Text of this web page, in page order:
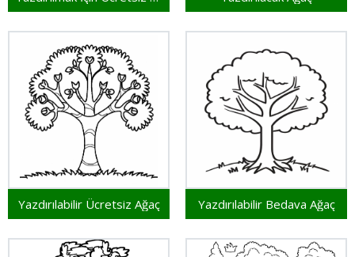
Yazdırılabilir Ücretsiz Ağaç Yazdırılabilir Bedava Ağaç